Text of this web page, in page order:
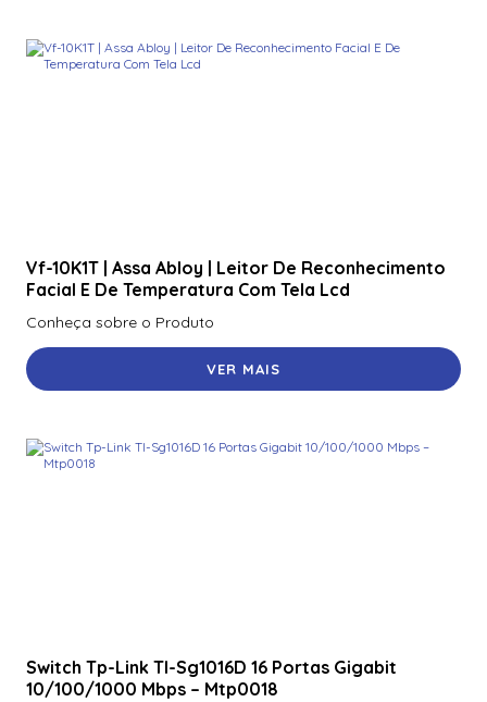
Vf-10K1T | Assa Abloy | Leitor De Reconhecimento
Facial E De Temperatura Com Tela Lcd
Conheça sobre o Produto
VER MAIS
Switch Tp-Link Tl-Sg1016D 16 Portas Gigabit
10/100/1000 Mbps – Mtp0018